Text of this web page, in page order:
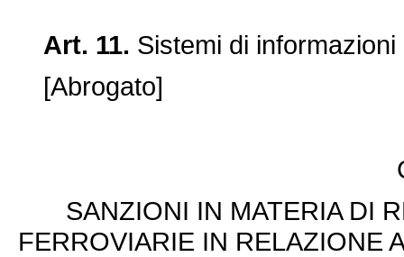
Art. 11. Sistemi di
[Abrogato]
SANZIONI IN MATERIA DI
FERROVIARIE IN RELAZIONE